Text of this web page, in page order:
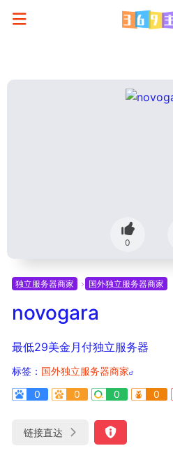
0
独立服务器商家 国外独立服务器商家
novogara
最低29美金月付独立服务器
标签： 国外独立服务器商家
0
0 0 0
链接直达